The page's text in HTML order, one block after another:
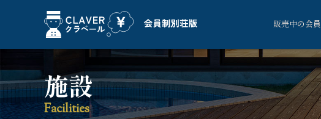
販売中の会
施設
Facilities